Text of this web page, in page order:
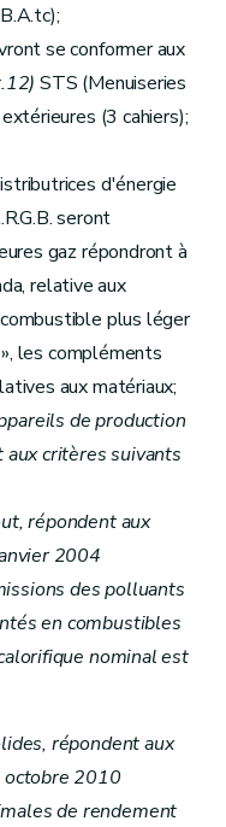
se conformer aux
STS (Menuiseries
(3 cahiers);
d'énergie
seront
gaz répondront à
relative aux
plus léger
les compléments
aux matériaux;
de production
critères suivants
répondent aux
2004
des polluants
en combustibles
nominal est
répondent aux
octobre 2010
de rendement